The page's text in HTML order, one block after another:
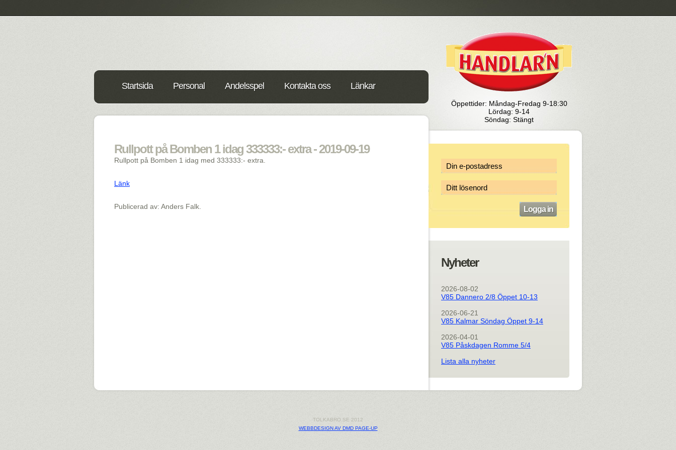
Öppettider: Måndag-Fredag 9-18:30
Lördag: 9-14
Söndag: Stängt
Startsida Personal Andelsspel Kontakta oss Länkar
Rullpott på Bomben 1 idag 333333:- extra - 2019-09-19
Rullpott på Bomben 1 idag med 333333:- extra.
Länk
Publicerad av: Anders Falk.
Nyheter
2026-08-02
V85 Dannero 2/8 Öppet 10-13
2026-06-21
V85 Kalmar Söndag Öppet 9-14
2026-04-01
V85 Påskdagen Romme 5/4
Lista alla nyheter
TOLKABRO.SE 2012
WEBBDESIGN AV DMD PAGE-UP